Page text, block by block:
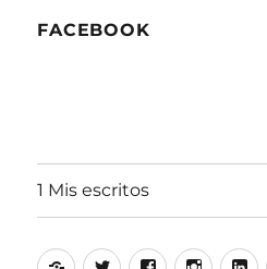
FACEBOOK
1 Mis escritos
AlfonsoTwitterFacebook